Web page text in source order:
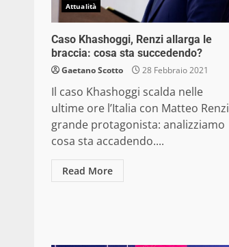
Attualità
Caso Khashoggi, Renzi allarga le
braccia: cosa sta succedendo?
Gaetano Scotto 28 Febbraio 2021
Il caso Khashoggi scalda nelle
ultime ore l’Italia con Matteo Renzi
grande protagonista: analizziamo
cosa sta accadendo....
Read More